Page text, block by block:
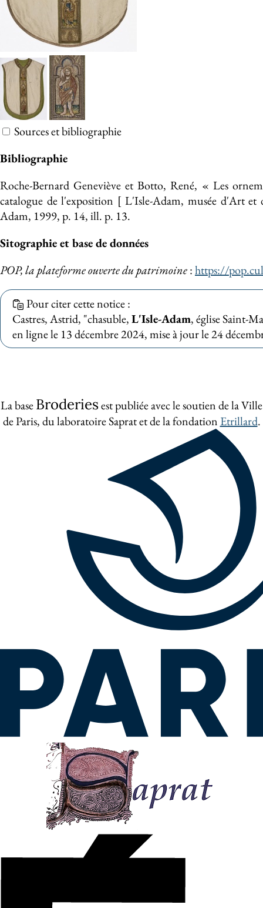
Sources et bibliographie
Bibliographie
Roche-Bernard Geneviève et Botto, René, « Les
catalogue de l'exposition [ L'Isle-Adam, musée d'Art
Adam, 1999, p. 14, ill. p. 13.
Sitographie et base de données
POP, la plateforme ouverte du patrimoine:https://
Pour citer cette notice :
Castres, Astrid, "chasuble,L'Isle-Adam, église Saint-
en ligne le 13 décembre 2024, mise à jour le 24
La baseBroderiesest publiée avec le soutien de la Ville
de Paris, du laboratoire Saprat et de la fondation Etrillard.